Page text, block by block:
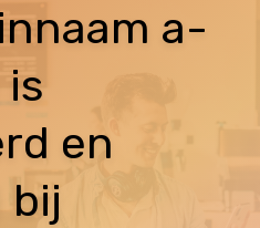
a-
en
bij